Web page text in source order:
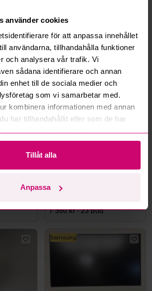
använder cookies
för att anpassa innehållet
användarna, tillhandahålla funktioner
och analysera vår trafik. Vi
sådana identifierare och annan
enhet till de sociala medier och
som vi samarbetar med.
kombinera informationen med annan
har tillhandahållit eller som de har
Tillåt alla
Anpassa
Läs fler frågor och svar
kategori
Datorskärm AOC
1 350 kr ·23 bud
Samsung